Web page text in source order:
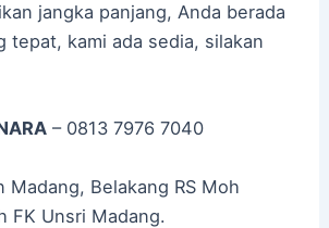
jangka panjang, Anda berada
tepat, kami ada sedia, silakan
– 0813 7976 7040
Madang, Belakang RS Moh
FK Unsri Madang.